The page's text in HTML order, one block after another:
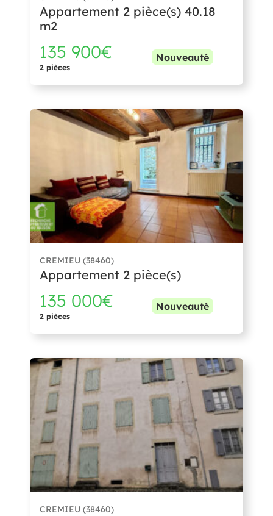
Appartement 2 pièce(s) 40.18
m2
135 900€
2 pièces
Nouveauté
CREMIEU (38460)
Appartement 2 pièce(s)
135 000€
2 pièces
Nouveauté
CREMIEU (38460)